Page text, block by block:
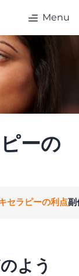
Menu
ーの
セラピーの利点副
よう